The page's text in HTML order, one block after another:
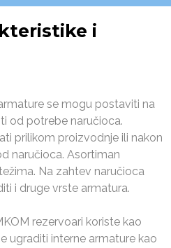
i
se mogu postaviti na
od potrebe naručioca.
prilikom proizvodnje ili nakon
naručioca. Asortiman
Na zahtev naručioca
i druge vrste armatura.
rezervoari koriste kao
ugraditi interne armature kao